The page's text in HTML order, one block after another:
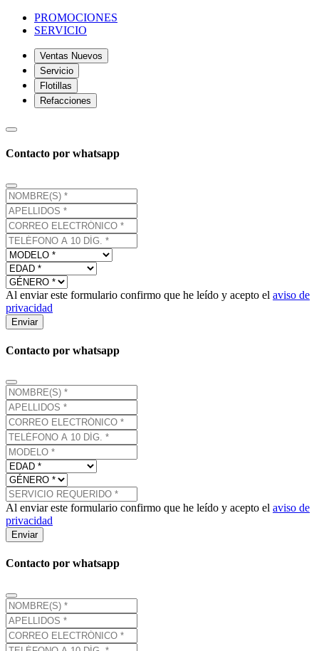
PROMOCIONES
SERVICIO
Ventas Nuevos
Servicio
Flotillas
Refacciones
Contacto por whatsapp
Al enviar este formulario confirmo que he leído y acepto el aviso de
privacidad
Enviar
Contacto por whatsapp
Al enviar este formulario confirmo que he leído y acepto el aviso de
privacidad
Enviar
Contacto por whatsapp